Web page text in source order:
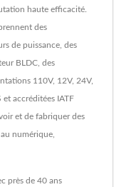
haute efficacité.
des
de puissance, des
BLDC, des
110V, 12V, 24V,
accréditées IATF
et de fabriquer des
numérique,
près de 40 ans